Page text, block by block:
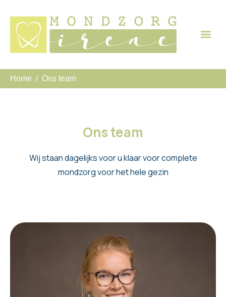
Home Ons team
Ons team
Wij staan dagelijks voor u klaar voor complete
mondzorg voor het hele gezin